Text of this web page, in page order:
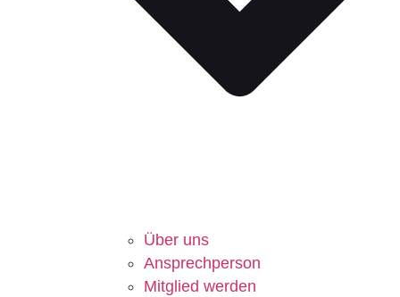
Über uns
Ansprechperson
Mitglied werden